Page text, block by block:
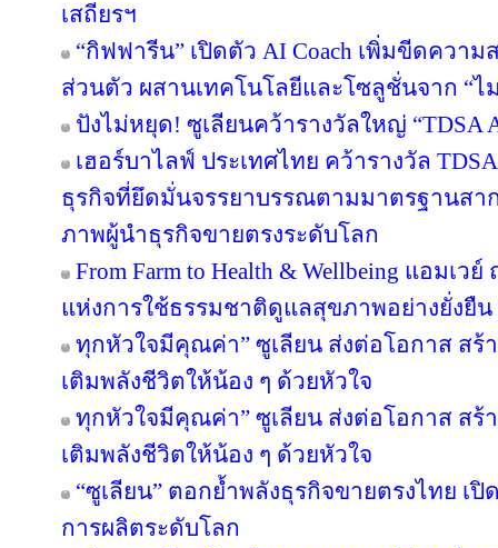
เสถียรฯ
“กิฟฟารีน” เปิดตัว AI Coach เพิ่มขีดควา
ส่วนตัว ผสานเทคโนโลยีและโซลูชั่นจาก “
ปังไม่หยุด! ซูเลียนคว้ารางวัลใหญ่ “TDSA
เฮอร์บาไลฟ์ ประเทศไทย คว้ารางวัล
ธุรกิจที่ยึดมั่นจรรยาบรรณตามมาตรฐานสา
ภาพผู้นำธุรกิจขายตรงระดับโลก
From Farm to Health & Wellbeing แอมเ
แห่งการใช้ธรรมชาติดูแลสุขภาพอย่างยั่งยืน
ทุกหัวใจมีคุณค่า” ซูเลียน ส่งต่อโอกาส สร้
เติมพลังชีวิตให้น้อง ๆ ด้วยหัวใจ
ทุกหัวใจมีคุณค่า” ซูเลียน ส่งต่อโอกาส สร้
เติมพลังชีวิตให้น้อง ๆ ด้วยหัวใจ
“ซูเลียน” ตอกย้ำพลังธุรกิจขายตรงไทย เ
การผลิตระดับโลก